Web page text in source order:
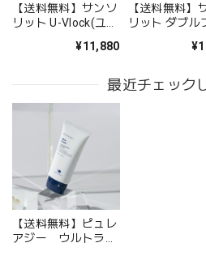
【送料無料】サンソ
リット U-Vlock(ユー
¥11,880
【送料無料】
リット ダブル
最近チェック
【送料無料】ピュレ
アジー ウルトラク